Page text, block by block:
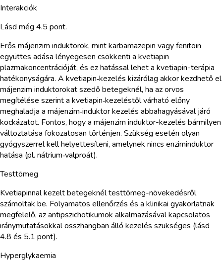
Interakciók
Lásd még 4.5 pont.
Erős májenzim induktorok, mint karbamazepin vagy fenitoin
együttes adása lényegesen csökkenti a kvetiapin
plazmakoncentrációját, és ez hatással lehet a kvetiapin-terápia
hatékonyságára. A kvetiapin‑kezelés kizárólag akkor kezdhető el
májenzim induktorokat szedő betegeknél, ha az orvos
megítélése szerint a kvetiapin‑kezeléstől várható előny
meghaladja a májenzim‑induktor kezelés abbahagyásával járó
kockázatot. Fontos, hogy a májenzim induktor-kezelés bármilyen
változtatása fokozatosan történjen. Szükség esetén olyan
gyógyszerrel kell helyettesíteni, amelynek nincs enziminduktor
hatása (pl. nátrium‑valproát).
Testtömeg
Kvetiapinnal kezelt betegeknél testtömeg-növekedésről
számoltak be. Folyamatos ellenőrzés és a klinikai gyakorlatnak
megfelelő, az antipszichotikumok alkalmazásával kapcsolatos
iránymutatásokkal összhangban álló kezelés szükséges (lásd
4.8 és 5.1 pont).
Hyperglykaemia